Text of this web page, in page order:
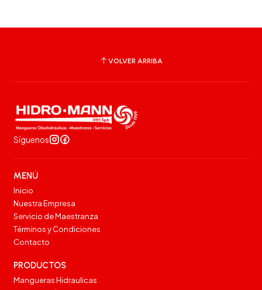
VOLVER ARRIBA
Síguenos
MENÚ
Inicio
Nuestra Empresa
Servicio de Maestranza
Términos y Condiciones
Contacto
PRODUCTOS
Mangueras Hidraulicas